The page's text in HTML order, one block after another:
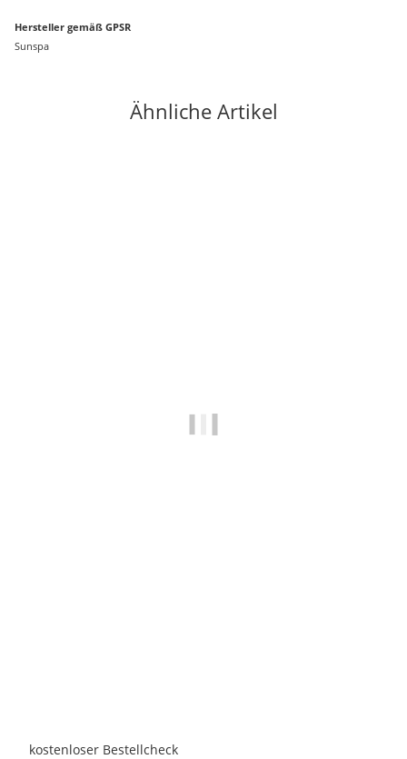
Hersteller gemäß GPSR
Sunspa
Ähnliche Artikel
kostenloser Bestellcheck